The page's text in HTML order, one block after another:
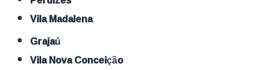
Vila Madalena
Grajaú
Vila Nova Conceição